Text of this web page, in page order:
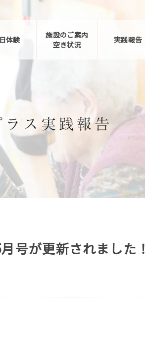
体験
施設のご案内
空き状況
実践報告
号が更新されました！